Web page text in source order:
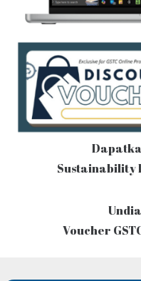
Sustainability
Voucher